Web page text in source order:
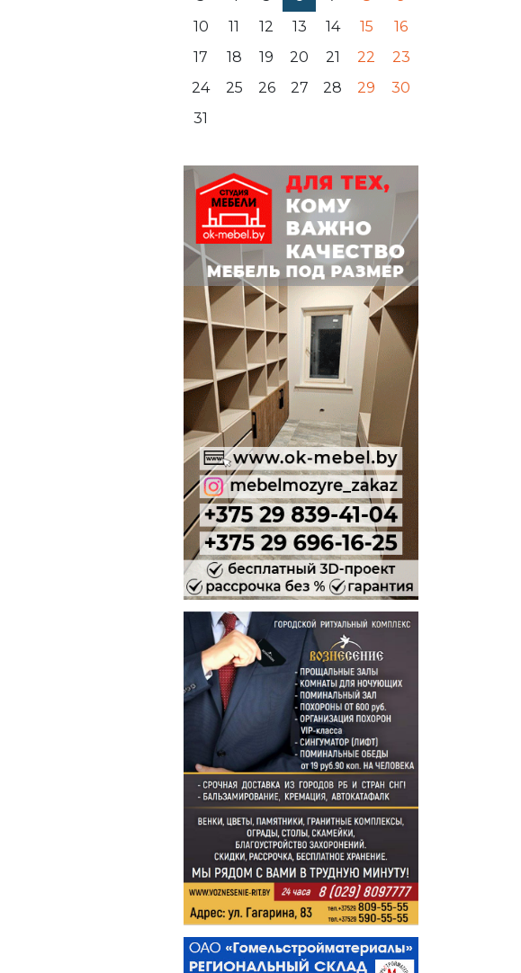
10
11 12 13 14 15
16
17
18 19 20 21 22
23
24
25 26 27 28 29
30
31